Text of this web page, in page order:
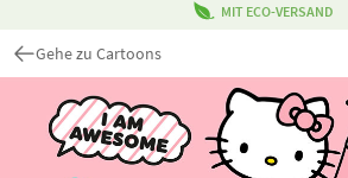
MIT ECO-VERSAND
Gehe zu Cartoons